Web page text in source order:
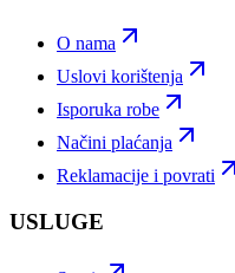
O nama
Uslovi korištenja
Isporuka robe
Načini plaćanja
Reklamacije i povrati
USLUGE